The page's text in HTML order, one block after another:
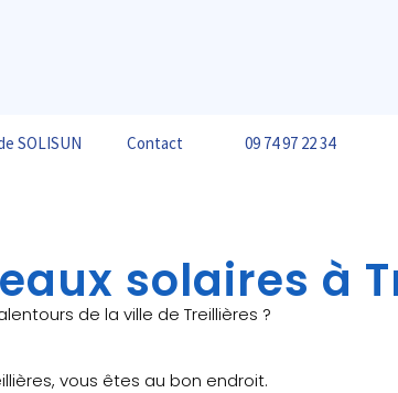
SOLISUN Contact 09 74 97 22 34
solaires à
de la ville de Treillières ?
vous êtes au bon endroit.